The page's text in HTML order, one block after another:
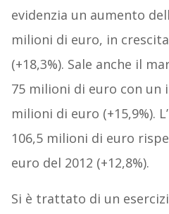
evidenzia un aumento
milioni di euro, in
(+18,3%). Sale anche il
75 milioni di euro con un
milioni di euro (+15,9%).
106,5 milioni di euro
euro del 2012 (+12,8%).
Si è trattato di un